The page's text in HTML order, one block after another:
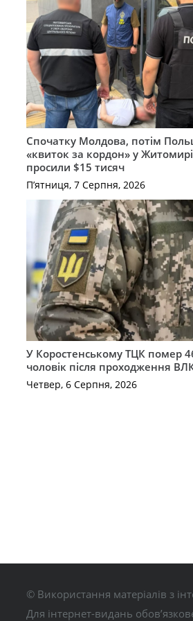
Спочатку Молдова, потім
«квиток за кордон» у Житомирі
просили $15 тисяч
П’ятниця, 7 Серпня, 2026
У Коростенському ТЦК помер
чоловік після проходження
Четвер, 6 Серпня, 2026
© Використання матеріалів з
Для інтернет-видань